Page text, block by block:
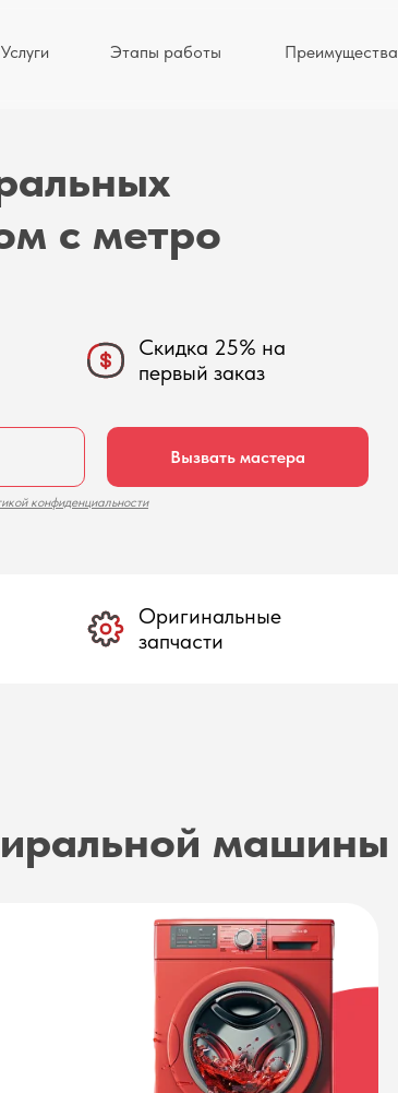
Услуги Этапы работы Преимущества
с метро
Скидка 25% на
первый заказ
Оригинальные
запчасти
Вызвать мастера
конфиденциальности
машины